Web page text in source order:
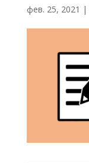
фев. 25, 2021 |